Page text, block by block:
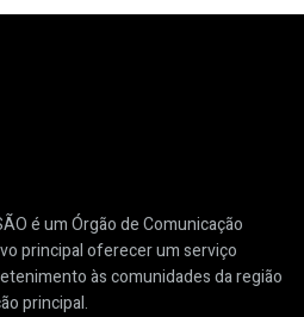
é um Órgão de Comunicação
principal oferecer um serviço
às comunidades da região
principal.